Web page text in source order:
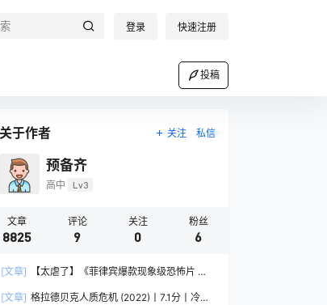
登录 快速注册
投稿
关于作者 关注 私信
预备齐
高中 Lv3
文章
8825
评论
9
关注
0
粉丝
6
[文章]
【太虐了】《菲律宾爆款现象级恐怖片 菲
[文章] 格拉德贝克人质危机 (2022)丨7.1分丨冷门